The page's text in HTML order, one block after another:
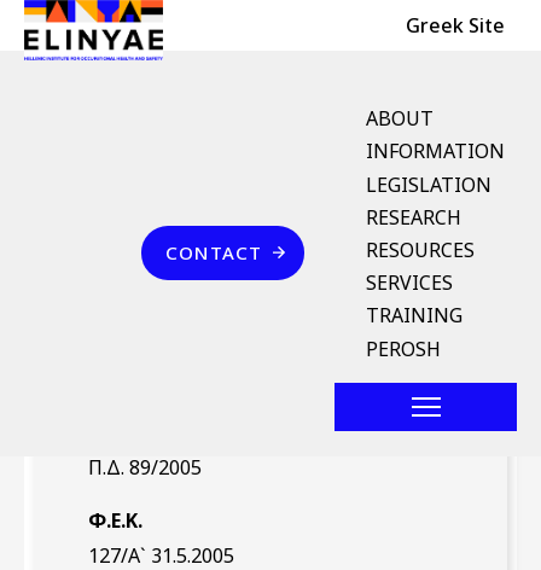
Skip to main content
Header Top Greek Site
English Menu
ABOUT
INFORMATION
LEGISLATION
RESEARCH
RESOURCES
SERVICES
TRAINING
PEROSH
Επικοινωνία
CONTACT
Breadcrumb
Π.Δ. 89/2005 (ΦΕΚ 127/Α`
Π.Δ. 89/2005
Φ.Ε.Κ.
127/Α` 31.5.2005